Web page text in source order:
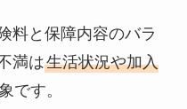
料と保障内容のバラ
満は生活状況や加入
です。